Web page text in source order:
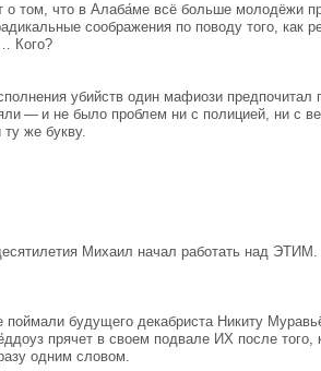
том, что в Алаба́ме всё больше молодёжи
соображения по поводу того, как
Кого?
убийств один мафиози
— и не было проблем ни с полицией, ни с
же букву.
Михаил начал работать над
будущего декабриста Никиту
прячет в своем подвале ИХ после того,
одним словом.